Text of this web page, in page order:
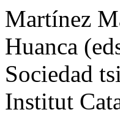
Martínez
Huanca
Sociedad
Institut